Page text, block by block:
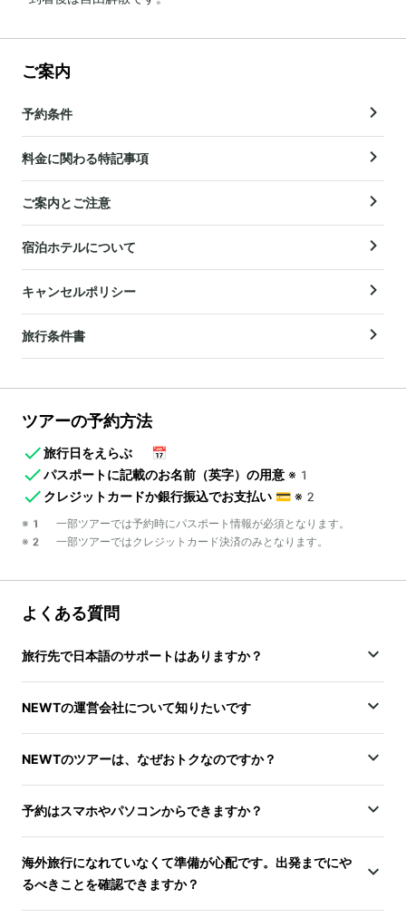
ご案内
予約条件
料金に関わる特記事項
ご案内とご注意
宿泊ホテルについて
キャンセルポリシー
旅行条件書
ツアーの予約方法
旅行日をえらぶ
📅
パスポートに記載のお名前（英字）の用意 ※1
クレジットカードか銀行振込でお支払い 💳 ※2
※1 一部ツアーでは予約時にパスポート情報が必須となります。
※2 一部ツアーではクレジットカード決済のみとなります。
よくある質問
旅行先で日本語のサポートはありますか？
NEWTの運営会社について知りたいです
NEWTのツアーは、なぜおトクなのですか？
予約はスマホやパソコンからできますか？
海外旅行になれていなくて準備が心配です。出発までにや
るべきことを確認できますか？